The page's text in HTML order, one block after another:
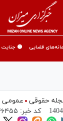
قضایی 🟡 جنایت
حقوقی
عمومی
کد خبر: